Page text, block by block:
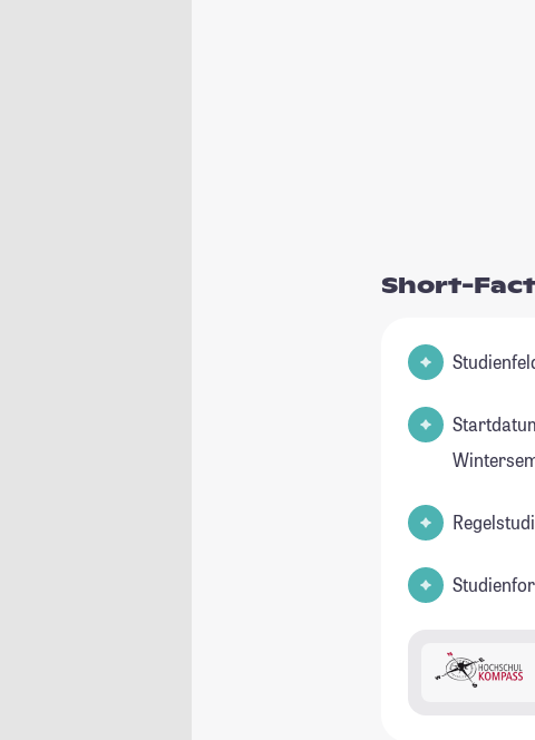
Short-